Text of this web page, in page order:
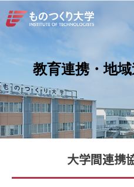
教育連携・地
大学間連携